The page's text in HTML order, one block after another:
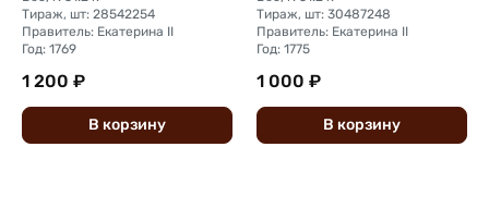
Тираж, шт: 28542254
Правитель: Екатерина II
Год: 1769
1 200 ₽
В корзину
Тираж, шт: 30487248
Правитель: Екатерина II
Год: 1775
1 000 ₽
В корзину